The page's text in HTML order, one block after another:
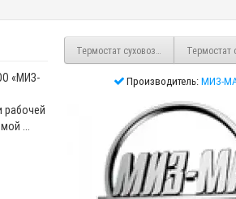
«МИЗ-
рабочей
...
Термостат суховоздушный ТС-80
Термостат
Производитель: МИЗ-